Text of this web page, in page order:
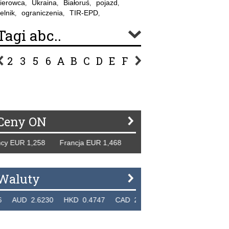
, Ukraina, Białoruś, pojazd,
, ograniczenia, TIR-EPD,
abc..
2 3 5 6 A B C D E F G
ON
1,258 Francja EUR 1,468 Hiszpania EUR 1,229 WB
2.6230 HKD 0.4747 CAD 2.6581 NZD 2.1889